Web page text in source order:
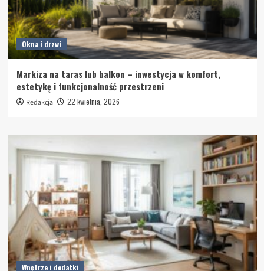
Okna i drzwi
Markiza na taras lub balkon – inwestycja w komfort,
estetykę i funkcjonalność przestrzeni
Redakcja 22 kwietnia, 2026
Wnętrze i dodatki